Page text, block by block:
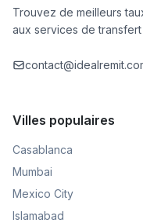
Trouvez de meilleurs
aux services de
Villes populaires
Casablanca
Mumbai
Mexico City
Islamabad